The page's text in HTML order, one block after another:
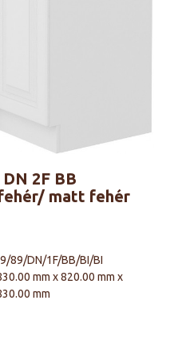
2F BB
matt fehér
89/DN/1F/BB/BI/BI
mm x 820.00 mm x
mm